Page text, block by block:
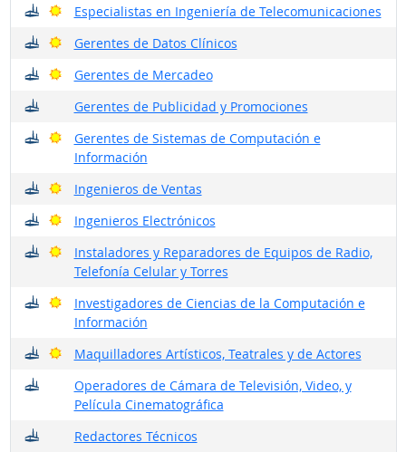
Especialistas en Ingeniería de Telecomunicaciones
¿Dónde trabajan?
Buenas perspectivas
Gerentes de Datos Clínicos
¿Dónde trabajan?
Buenas perspectivas
Gerentes de Mercadeo
¿Dónde trabajan?
Buenas perspectivas
Gerentes de Publicidad y Promociones
¿Dónde trabajan?
Gerentes de Sistemas de Computación e
Información
¿Dónde trabajan?
Buenas perspectivas
Ingenieros de Ventas
¿Dónde trabajan?
Buenas perspectivas
Ingenieros Electrónicos
¿Dónde trabajan?
Buenas perspectivas
Instaladores y Reparadores de Equipos de Radio,
Telefonía Celular y Torres
¿Dónde trabajan?
Buenas perspectivas
Investigadores de Ciencias de la Computación e
Información
¿Dónde trabajan?
Buenas perspectivas
Maquilladores Artísticos, Teatrales y de Actores
¿Dónde trabajan?
Buenas perspectivas
Operadores de Cámara de Televisión, Video, y
Película Cinematográfica
¿Dónde trabajan?
Redactores Técnicos
¿Dónde trabajan?